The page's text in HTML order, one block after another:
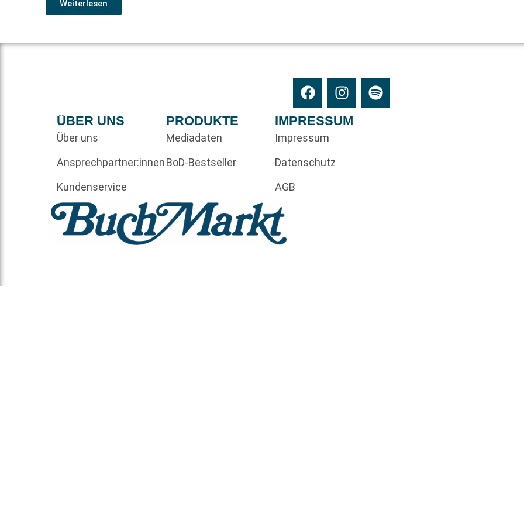
Weiterlesen
ÜBER UNS
Über uns
Ansprechpartner:innen
Kundenservice
PRODUKTE
Mediadaten
BoD-Bestseller
IMPRESSUM
Impressum
Datenschutz
AGB